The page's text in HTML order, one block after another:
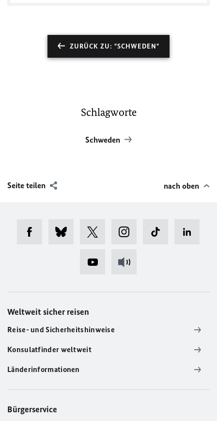
ZURÜCK ZU: "SCHWEDEN"
Schlagworte
Schweden
Seite teilen nach oben
Weltweit sicher reisen
Reise- und Sicherheitshinweise
Konsulatfinder weltweit
Länderinformationen
Bürgerservice